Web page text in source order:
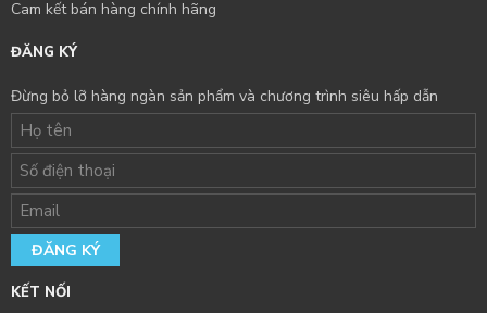
Cam kết bán hàng chính hãng
ĐĂNG KÝ
Đừng bỏ lỡ hàng ngàn sản phẩm và chương trình siêu hấp dẫn
ĐĂNG KÝ
KẾT NỐI